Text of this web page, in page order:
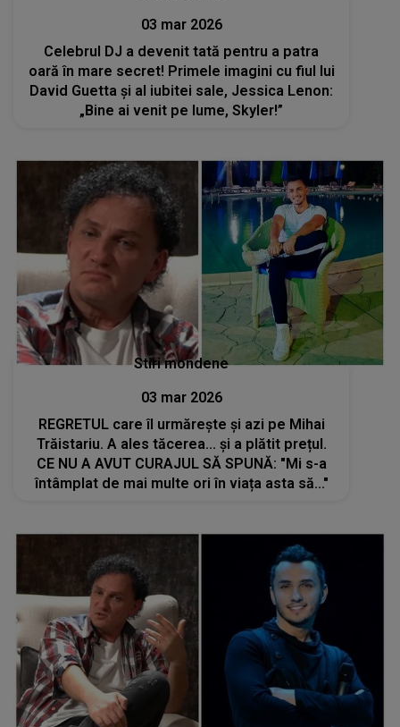
03 mar 2026
Celebrul DJ a devenit tată pentru a patra
oară în mare secret! Primele imagini cu fiul lui
David Guetta și al iubitei sale, Jessica Lenon:
„Bine ai venit pe lume, Skyler!”
Stiri mondene
03 mar 2026
REGRETUL care îl urmărește și azi pe Mihai
Trăistariu. A ales tăcerea... și a plătit prețul.
CE NU A AVUT CURAJUL SĂ SPUNĂ: "Mi s-a
întâmplat de mai multe ori în viața asta să..."